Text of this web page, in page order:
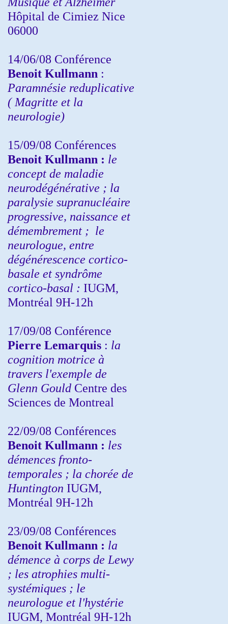
Hôpital de Cimiez Nice
06000
14/06/08 Conférence
Benoit Kullmann :
Paramnésie reduplicative
( Magritte et la
neurologie)
15/09/08 Conférences
Benoit Kullmann : le
concept de maladie
neurodégénérative ; la
paralysie supranucléaire
progressive, naissance et
démembrement ; le
neurologue, entre
dégénérescence cortico-
basale et syndrôme
cortico-basal : IUGM,
Montréal 9H-12h
17/09/08 Conférence
Pierre Lemarquis : la
cognition motrice à
travers l'exemple de
Glenn Gould Centre des
Sciences de Montreal
22/09/08 Conférences
Benoit Kullmann : les
démences fronto-
temporales ; la chorée de
Huntington IUGM,
Montréal 9H-12h
23/09/08 Conférences
Benoit Kullmann : la
démence à corps de Lewy
; les atrophies multi-
systémiques ; le
neurologue et l'hystérie
IUGM, Montréal 9H-12h